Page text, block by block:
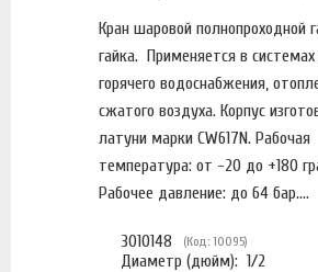
Кран шаровой полнопроходной
гайка. Применяется в системах
горячего водоснабжения,
сжатого воздуха. Корпус
латуни марки CW617N. Рабочая
температура: от -20 до +180
Рабочее давление: до 64 бар....
3010148 (Код: 10095)
Диаметр (дюйм): 1/2